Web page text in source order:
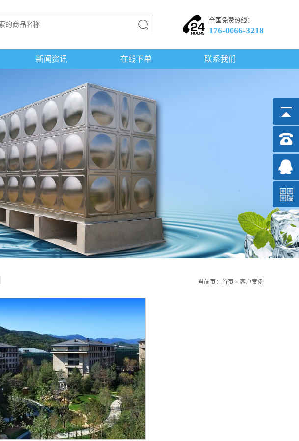
全国免费热线：
176-0066-3218
新闻资讯 在线下单 联系我们
当前页： 首页 > 客户案例